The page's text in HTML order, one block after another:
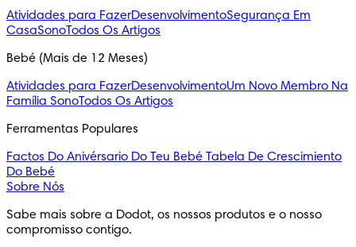
Atividades para FazerDesenvolvimentoSegurança Em
CasaSonoTodos Os Artigos
Bebé (Mais de 12 Meses)
Atividades para FazerDesenvolvimentoUm Novo Membro Na
Família SonoTodos Os Artigos
Ferramentas Populares
Factos Do Anivérsario Do Teu Bebé Tabela De Crescimiento
Do Bebé
Sobre Nós
Sabe mais sobre a Dodot, os nossos produtos e o nosso
compromisso contigo.